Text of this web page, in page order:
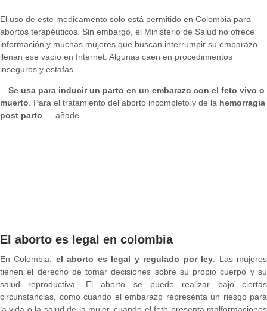
El uso de este medicamento solo está permitido en Colombia para
abortos terapéuticos. Sin embargo, el Ministerio de Salud no ofrece
información y muchas mujeres que buscan interrumpir su embarazo
llenan ese vacío en Internet. Algunas caen en procedimientos
inseguros y estafas.
—Se usa para inducir un parto en un embarazo con el feto vivo o
muerto . Para el tratamiento del aborto incompleto y de la hemorragia
post parto—, añade.
El aborto es legal en colombia
En Colombia, el aborto es legal y regulado por ley . Las mujeres
tienen el derecho de tomar decisiones sobre su propio cuerpo y su
salud reproductiva. El aborto se puede realizar bajo ciertas
circunstancias, como cuando el embarazo representa un riesgo para